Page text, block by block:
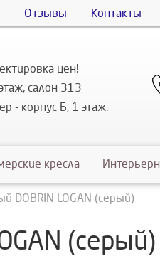
Отзывы Контакты
цен!
салон 313
- корпус Б, 1 этаж.
кресла
DOBRIN LOGAN (серый)
(серый)